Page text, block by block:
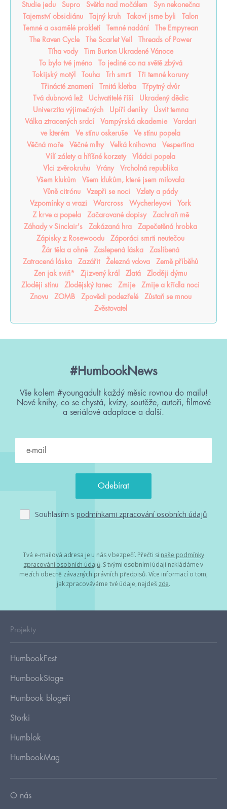
Studie jedu
Supro Světla nad močálem
Syn nekonečna
Tajemství obsidiánu
Tajný kruh Takoví jsme byli
Talon
Temné a osamělé prokletí
Temné nadání
The Empyrean
The Raven Cycle
The Scarlet Veil
Threads of Power
Tíha vody
Tim Burton Ukradené Vánoce
To bylo tvé jméno
To jediné co na světě zbývá
Tokijský motýl
Touha Trh smrti
Tři temné koruny
Třinácté znamení
Trnitá kletba
Třpytný dvůr
Tvá dubnová lež
Uchvatitelé říší
Ukradený dědic
Univerzita výjimečných
Upíří deníky
Úsvit temna
Válka ztracených srdcí
Vampýrská akademie
Vardari
ve kterém
Ve stínu oskeruše
Ve stínu popela
Věčná moře
Věčné mlhy Velká knihovna
Vespertina
Vílí zálety a hříšné korzety
Vládci popela
Vlci zvěrokruhu
Vrány
Vrcholná republika
Všem klukům
Všem klukům, které jsem milovala
Vůně citrónu
Vzepři se noci
Vzlety a pády
Vzpomínky a vrazi
Warcross Wycherleyovi
York
Z krve a popela
Začarované dopisy
Zachraň mě
Záhady v Sinclair's
Zakázaná hra
Zapečetěná hrobka
Zápisky z Rosewoodu
Záporáci smrti neutečou
Žár těla a ohně
Zaslepená láska
Zaslíbená
Zatracená láska
Zazářit Železná vdova
Země příběhů
Zen jak sviň*
Zjizvený král Zlatá
Zloději dýmu
Zloději stínu
Zlodějský tanec Zmije
Zmije a křídla noci
Znovu
ZOMB Zpovědi podezřelé
Zůstaň se mnou
Zvěstovatel
#HumbookNews
Vše kolem #youngadult každý měsíc rovnou do mailu!
Nové knihy, co se chystá, kvízy, soutěže, autoři, filmové
a seriálové adaptace a další.
Souhlasím s podmínkami zpracování osobních údajů
Tvá e-mailová adresa je u nás v bezpečí. Přečti si naše podmínky
zpracování osobních údajů. S tvými osobními údaji nakládáme v
mezích obecně závazných právních předpisů. Více informací o tom,
jak zpracováváme tvé údaje, najdeš zde.
Projekty
HumbookFest
HumbookStage
Humbook blogeři
Storki
Humblok
HumbookMag
O nás